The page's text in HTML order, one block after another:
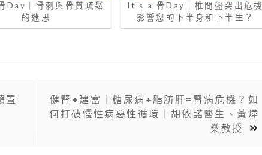
Day｜骨刺與骨質疏鬆
的迷思
It’s a 骨Day｜椎間盤突出危機
影響您的下半身和下半生？
置
健腎•建富｜糖尿病+脂肪肝=腎病危機？如
何打破慢性病惡性循環｜胡依諾醫生、黃煒
燊教授